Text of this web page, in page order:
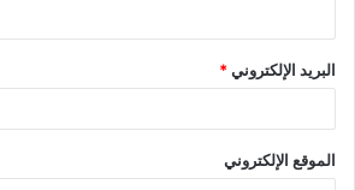
البريد الإلكتروني*
الموقع الإلكتروني